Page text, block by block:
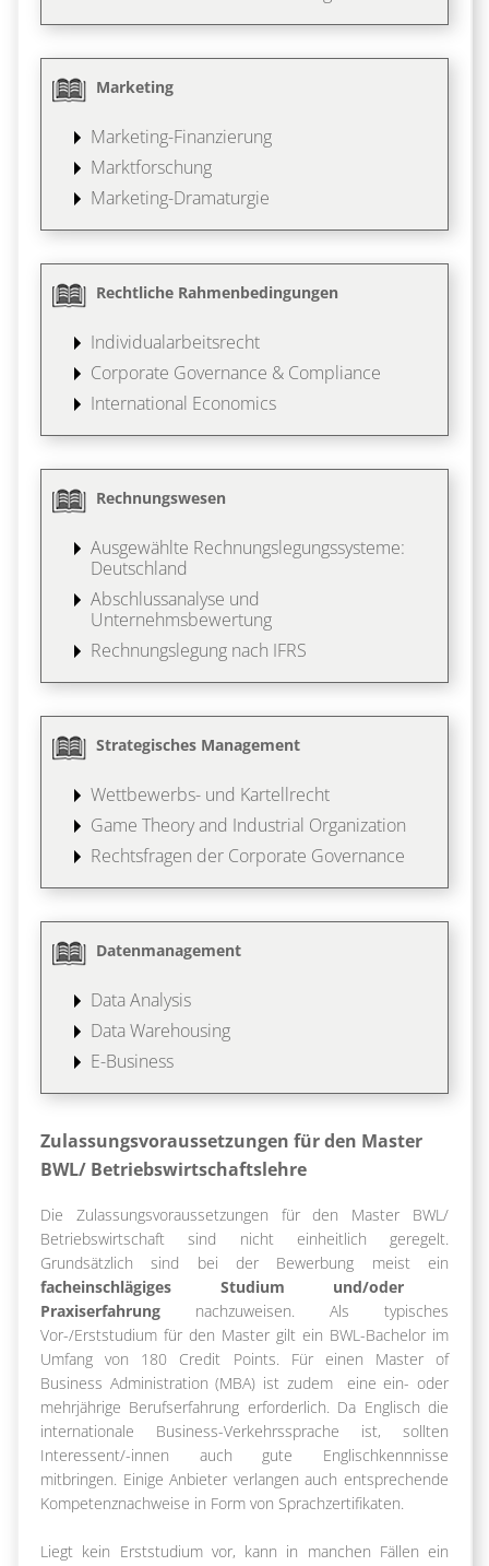
Marketing
Marketing-Finanzierung
Marktforschung
Marketing-Dramaturgie
Rechtliche Rahmenbedingungen
Individualarbeitsrecht
Corporate Governance & Compliance
International Economics
Rechnungswesen
Ausgewählte Rechnungslegungssysteme:
Deutschland
Abschlussanalyse und
Unternehmsbewertung
Rechnungslegung nach IFRS
Strategisches Management
Wettbewerbs- und Kartellrecht
Game Theory and Industrial Organization
Rechtsfragen der Corporate Governance
Datenmanagement
Data Analysis
Data Warehousing
E-Business
Zulassungsvoraussetzungen für den Master
BWL/ Betriebswirtschaftslehre
Die Zulassungsvoraussetzungen für den Master BWL/
Betriebswirtschaft sind nicht einheitlich geregelt.
Grundsätzlich sind bei der Bewerbung meist ein
facheinschlägiges Studium
und/oder
Praxiserfahrung nachzuweisen. Als typisches
Vor-/Erststudium für den Master gilt ein BWL-Bachelor im
Umfang von 180 Credit Points. Für einen Master of
Business Administration (MBA) ist zudem eine ein- oder
mehrjährige Berufserfahrung erforderlich. Da Englisch die
internationale Business-Verkehrssprache ist, sollten
Interessent/-innen auch gute Englischkennnisse
mitbringen. Einige Anbieter verlangen auch entsprechende
Kompetenznachweise in Form von Sprachzertifikaten.
Liegt kein Erststudium vor, kann in manchen Fällen ein